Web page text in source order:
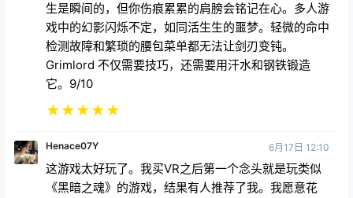
生是瞬间的，但你伤痕累累的肩膀会铭记在心。多人游
戏中的幻影闪烁不定，如同活生生的噩梦。轻微的命中
检测故障和繁琐的腰包菜单都无法让剑刃变钝。
Grimlord 不仅需要技巧，还需要用汗水和钢铁锻造
它。9/10
★★★★★
Henace07Y 6月17日 12:10
这游戏太好玩了。我买VR之后第一个念头就是玩类似
《黑暗之魂》的游戏，结果有人推荐了我。我愿意花